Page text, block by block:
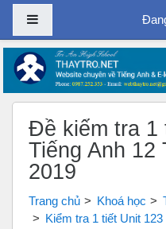
Chuyển tới nội dung chính
Bảng điều khiển cạnh
Đề kiểm tra 1
Tiếng Anh 12
2019
Trang chủ Khoá học
Kiểm tra 1 tiết Unit